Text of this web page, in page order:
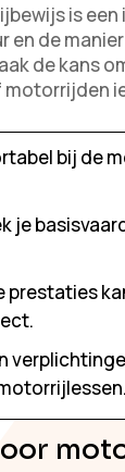
is
de
de kans
bij de
je
prestaties